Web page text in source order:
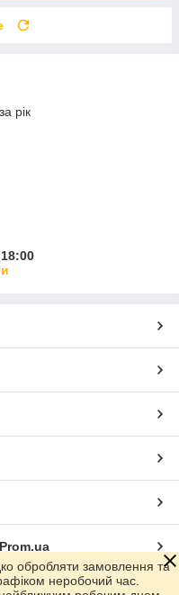
рік
Prom.ua
обробляти замовлення та
неробочий час.